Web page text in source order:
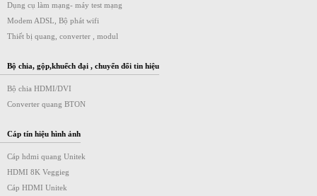
Dụng cụ làm mạng- máy test mạng
Modem ADSL, Bộ phát wifi
Thiết bị quang, converter , modul
Bộ chia, gộp,khuếch đại , chuyển đổi tin hiệu
Bộ chia HDMI/DVI
Converter quang BTON
Cáp tín hiệu hình ảnh
Cáp hdmi quang Unitek
HDMI 8K Veggieg
Cáp HDMI Unitek